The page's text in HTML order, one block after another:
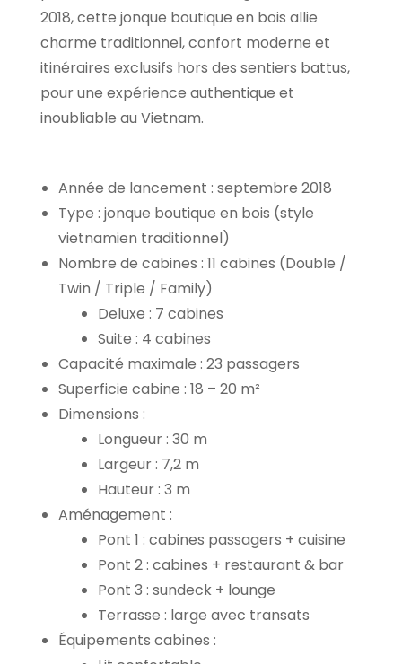
2018, cette jonque boutique en bois allie
charme traditionnel, confort moderne et
itinéraires exclusifs hors des sentiers battus,
pour une expérience authentique et
inoubliable au Vietnam.
Année de lancement : septembre 2018
Type : jonque boutique en bois (style
vietnamien traditionnel)
Nombre de cabines : 11 cabines (Double /
Twin / Triple / Family)
Deluxe : 7 cabines
Suite : 4 cabines
Capacité maximale : 23 passagers
Superficie cabine : 18 – 20 m²
Dimensions :
Longueur : 30 m
Largeur : 7,2 m
Hauteur : 3 m
Aménagement :
Pont 1 : cabines passagers + cuisine
Pont 2 : cabines + restaurant & bar
Pont 3 : sundeck + lounge
Terrasse : large avec transats
Équipements cabines :